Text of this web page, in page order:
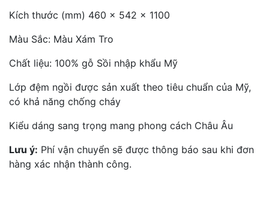
Kích thước (mm) 460 x 542 x 1100
Màu Sắc: Màu Xám Tro
Chất liệu: 100% gỗ Sồi nhập khẩu Mỹ
Lớp đệm ngồi được sản xuất theo tiêu chuẩn của Mỹ,
có khả năng chống cháy
Kiểu dáng sang trọng mang phong cách Châu Âu
Lưu ý: Phí vận chuyển sẽ được thông báo sau khi đơn
hàng xác nhận thành công.